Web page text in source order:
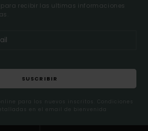
recibir las ultimas informaciones
SUSCRIBIR
para los nuevos inscritos. Condiciones
en el email de bienvenida